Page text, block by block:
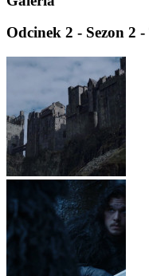
Odcinek 2 - Sezon 2